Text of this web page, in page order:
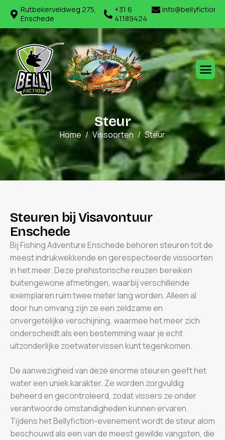
Rutbekerveldweg 275,
Enschede
+31 6
41189424
Steur
Home Vissoorten Steur
Steuren bijVisavontuur
Enschede
Bij Fishing Adventure Enschede behoren steuren tot de
meest indrukwekkende en gerespecteerde vissoorten
in het meer. Deze prehistorische reuzen bereiken
buitengewone afmetingen, waarbij verschillende
exemplaren ruim twee meter lang worden. Alleen al
door hun omvang zijn ze een zeldzame en
onvergetelijke verschijning, waarmee het meer zich
onderscheidt als een bestemming waar je echt
uitzonderlijke zoetwatervissen kunt tegenkomen.
De aanwezigheid van deze enorme steuren geeft het
water een uniek karakter. Ze worden zorgvuldig
beheerd en gecontroleerd, zodat vissers ze onder
verantwoorde omstandigheden kunnen ervaren.
Tijdens het Bellyfiction-evenement wordt de steur alom
beschouwd als een van de meest gewilde vangsten, die